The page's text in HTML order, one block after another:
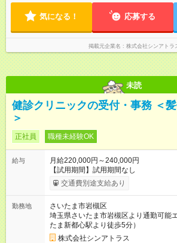
気になる！ 応募する
掲載元企業名 株式会社シンアトラ
未読
健診クリニックの受付・事務 ＜
＞
正社員 職種未経験OK
給与
月給220,000円～240,000円
【試用期間】試用期間なし
交通費別途支給あり
勤務地
さいたま市岩槻区
埼玉県さいたま市岩槻区より通勤可能
たま新都心駅より徒歩5分）
株式会社シンアトラス